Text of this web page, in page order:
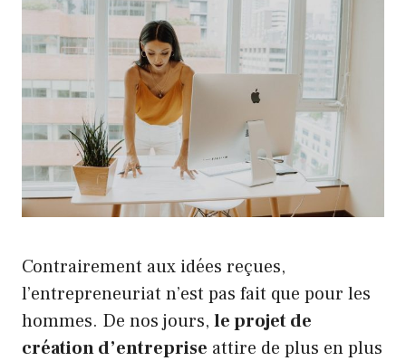
Contrairement aux idées reçues,
l’entrepreneuriat n’est pas fait que pour les
hommes. De nos jours, le projet de
création d’entreprise attire de plus en plus